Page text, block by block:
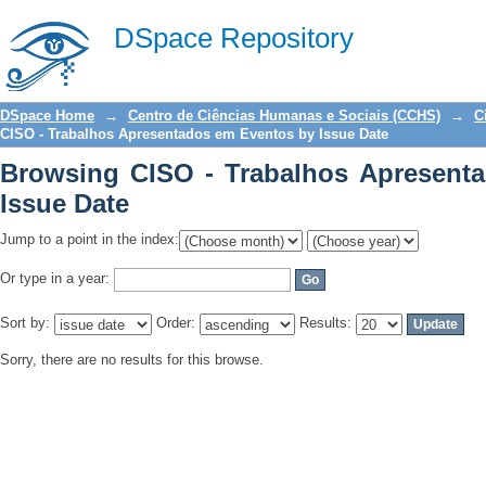
DSpace Repository
Browsing CISO - Trabalhos
DSpace Home → Centro de Ciências Humanas e Sociais (CCHS) →
CISO - Trabalhos Apresentados em Eventos by Issue Date
Browsing CISO - Trabalhos
Issue Date
Jump to a point in the index:
Or type in a year:
Sort by: Order: Results:
Sorry, there are no results for this browse.